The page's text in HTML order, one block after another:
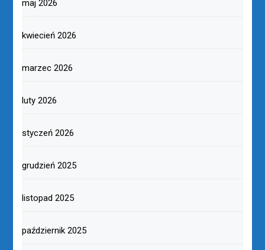
maj 2026
kwiecień 2026
marzec 2026
luty 2026
styczeń 2026
grudzień 2025
listopad 2025
październik 2025